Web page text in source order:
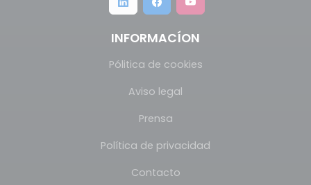
INFORMACÍON
Pólitica de cookies
Aviso legal
Prensa
Política de privacidad
Contacto